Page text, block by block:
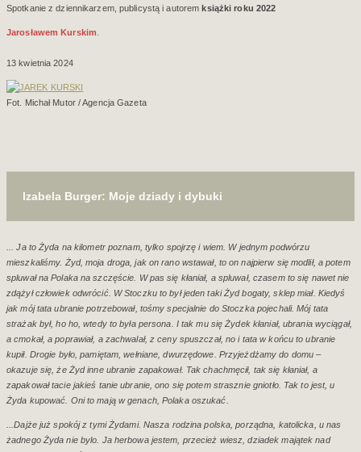
Spotkanie z dziennikarzem, publicystą i autoremksiążki roku 2022
Jarosławem Kurskim
13 kwietnia 2024
Fot. Michał Mutor / Agencja Gazeta
Izabela Burger: Moje dziady i dybuki
... Ja to Żyda na kilometr poznam, tylko spojrzę i wiem. W jednym podwórzu
mieszkaliśmy. Żyd, moja droga, jak on rano wstawał, to on najpierw się modlił, a potem
spluwał na Polaka na szczęście. W pas się kłaniał, a spluwał, czasem to się nawet nie
zdążył człowiek odwrócić. W Stoczku to był jeden taki Żyd bogaty, sklep miał. Kiedyś
jak mój tata ubranie potrzebował, tośmy specjalnie do Stoczka pojechali. Mój tata
strażak był, ho ho, wtedy to była persona. I tak mu się Żydek kłaniał, ubrania wyciągał,
a cmokał, a poprawiał, a zachwalał, z ceny spuszczał, no i tata w końcu to ubranie
kupił. Drogie było, pamiętam, wełniane, dwurzędowe. Przyjeżdżamy do domu –
okazuje się, że Żyd inne ubranie zapakował. Tak chachmęcił, tak się kłaniał, a
zapakował tacie jakieś tanie ubranie, ono się potem strasznie gniotło. Tak to jest, u
Żyda kupować. Oni to mają w genach, Polaka oszukać.
...Dajże już spokój z tymi Żydami. Nasza rodzina polska, porządna, katolicka, u nas
żadnego Żyda nie bylo. Ja herbowa jestem, przecież wiesz, dziadek majątek nad